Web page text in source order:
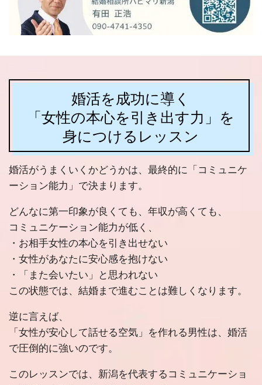
婚活を成功に導く
「女性の本心を引き出す力」を
身につけるレッスン
婚活がうまくいくかどうかは、最終的に「コミュニケ
ーション能力」で決まります。
どんなに第一印象が良くても、年収が高くても、
コミュニケーション能力が低く、
・お相手女性の本心を引き出せない
・女性があなたに安心感を抱けない
・「また会いたい」と思われない
この状態では、結婚まで進むことは難しくなります。
逆に言えば、
「女性が安心して話せる空気」 を作れる男性は、婚活
で圧倒的に強いのです。
このレッスンでは、新潟を代表するコミュニケーショ